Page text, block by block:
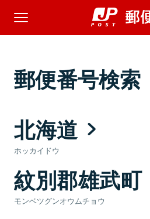
郵便番号検索
北海道
ホッカイドウ
紋別郡雄武町
モンベツグンオウムチョウ